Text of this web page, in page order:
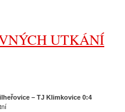
UTKÁNÍ
– TJ Klimkovice 0:4